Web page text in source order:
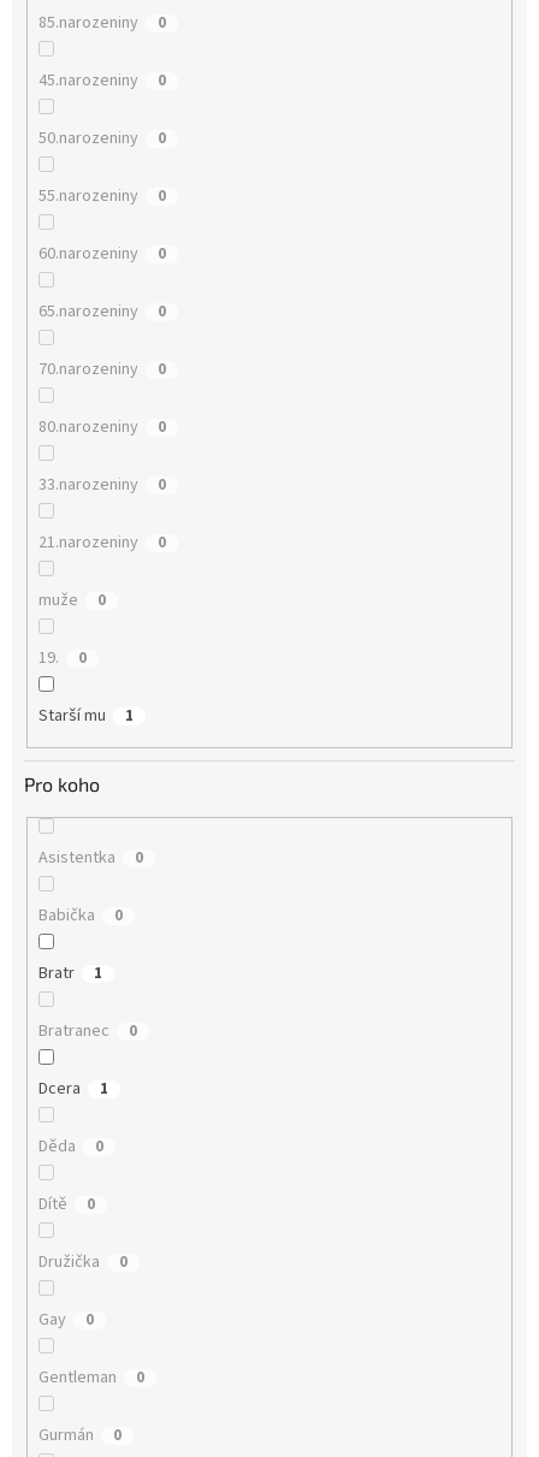
85.narozeniny 0
45.narozeniny 0
50.narozeniny 0
55.narozeniny 0
60.narozeniny 0
65.narozeniny 0
70.narozeniny 0
80.narozeniny 0
33.narozeniny 0
21.narozeniny 0
muže 0
19. 0
Starší mu 1
Pro koho
Asistentka 0
Babička 0
Bratr 1
Bratranec 0
Dcera 1
Děda 0
Dítě 0
Družička 0
Gay 0
Gentleman 0
Gurmán 0